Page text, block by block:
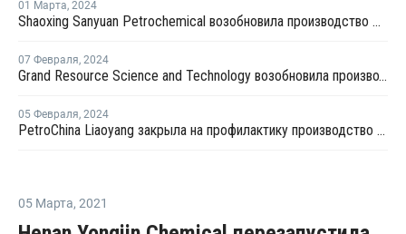
01 Марта, 2024
Shaoxing Sanyuan Petrochemical возобновила производство ПП на линии №1 в Китае
07 Февраля, 2024
Grand Resource Science and Technology возобновила производство на линии №2 по выпуску ПП в Китае
05 Февраля, 2024
PetroChina Liaoyang закрыла на профилактику производство ПП в Китае
05 Марта, 2021